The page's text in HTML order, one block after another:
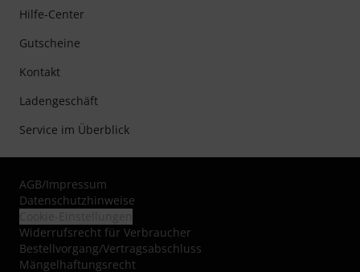
Hilfe-Center
Gutscheine
Kontakt
Ladengeschäft
Service im Überblick
AGB/Impressum
Datenschutzhinweise
Widerrufsrecht für Verbraucher
Bestellvorgang/Vertragsabschluss
Mängelhaftungsrecht